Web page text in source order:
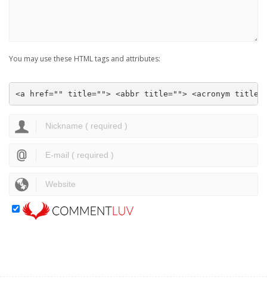
You may use these HTML tags and attributes:
<a href="" title=""> <abbr title=""> <acronym